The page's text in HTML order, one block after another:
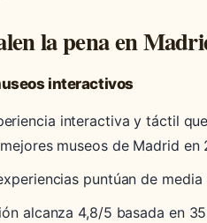
la pena en
interactivos
interactiva y táctil
museos de Madrid
puntúan de
alcanza 4,8/5 basada en